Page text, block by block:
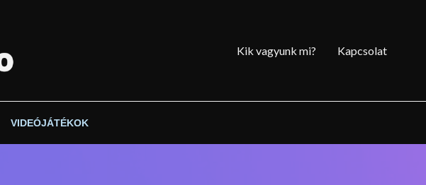
Kik vagyunk mi? Kapcsolat
VIDEÓJÁTÉKOK